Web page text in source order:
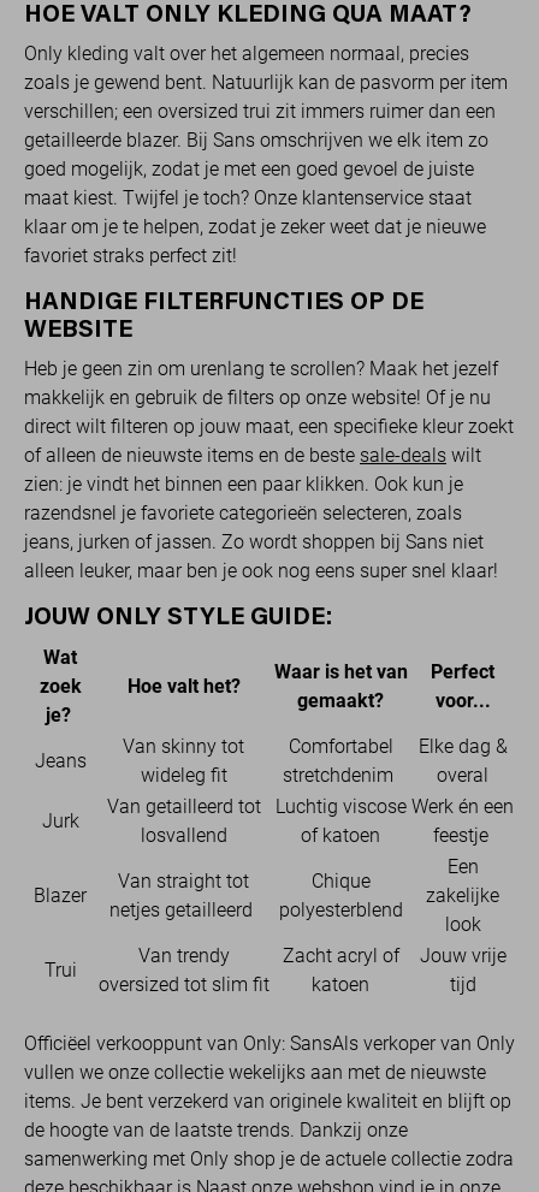
HOE VALT ONLY KLEDING QUA MAAT?
Only kleding valt over het algemeen normaal, precies
zoals je gewend bent. Natuurlijk kan de pasvorm per item
verschillen; een oversized trui zit immers ruimer dan een
getailleerde blazer. Bij Sans omschrijven we elk item zo
goed mogelijk, zodat je met een goed gevoel de juiste
maat kiest. Twijfel je toch? Onze klantenservice staat
klaar om je te helpen, zodat je zeker weet dat je nieuwe
favoriet straks perfect zit!
HANDIGE FILTERFUNCTIES OP DE
WEBSITE
Heb je geen zin om urenlang te scrollen? Maak het jezelf
makkelijk en gebruik de filters op onze website! Of je nu
direct wilt filteren op jouw maat, een specifieke kleur zoekt
of alleen de nieuwste items en de beste sale-deals wilt
zien: je vindt het binnen een paar klikken. Ook kun je
razendsnel je favoriete categorieën selecteren, zoals
jeans, jurken of jassen. Zo wordt shoppen bij Sans niet
alleen leuker, maar ben je ook nog eens super snel klaar!
JOUW ONLY STYLE GUIDE:
Wat
zoek
je?
Hoe valt het?
Waar is het van
gemaakt?
Perfect
voor...
Jeans
Van skinny tot
wideleg fit
Comfortabel
stretchdenim
Elke dag &
overal
Jurk
Van getailleerd tot
losvallend
Luchtig viscose
of katoen
Werk én een
feestje
Blazer
Van straight tot
netjes getailleerd
Chique
polyesterblend
Een
zakelijke
look
Trui
Van trendy
oversized tot slim fit
Zacht acryl of
katoen
Jouw vrije
tijd
Officiëel verkooppunt van Only: SansAls verkoper van Only
vullen we onze collectie wekelijks aan met de nieuwste
items. Je bent verzekerd van originele kwaliteit en blijft op
de hoogte van de laatste trends. Dankzij onze
samenwerking met Only shop je de actuele collectie zodra